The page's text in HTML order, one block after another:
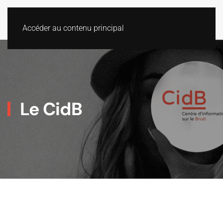
Accéder au contenu principal
Le CidB